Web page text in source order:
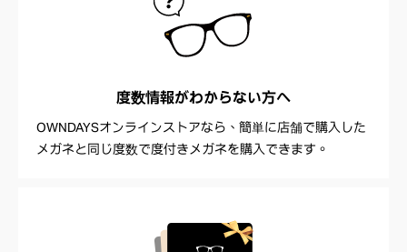
度数情報がわからない方へ
OWNDAYSオンラインストアなら、簡単に店舗で購入した
メガネと同じ度数で度付きメガネを購入できます。